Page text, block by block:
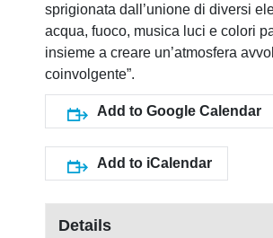
sprigionata dall’unione di diversi
acqua, fuoco, musica luci e colori
insieme a creare un’atmosfera
coinvolgente”.
Add to Google Calendar
Add to iCalendar
Details